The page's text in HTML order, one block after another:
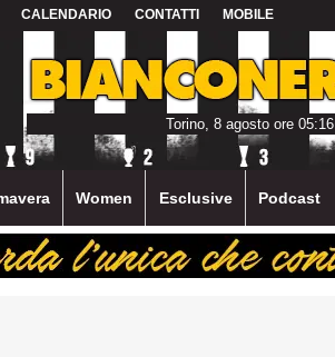
CALENDARIO CONTATTI MOBILE
Torino, 8 agosto ore 05:16
Women Esclusive Podcast